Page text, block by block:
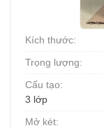
Kích thước:
Trọng lượng:
Cấu tạo:
3 lớp
Mở két: